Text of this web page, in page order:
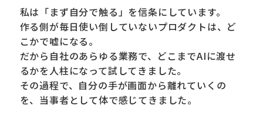
私は「まず自分で触る」を信条にしています。
作る側が毎日使い倒していないプロダクトは、ど
こかで嘘になる。
だから自社のあらゆる業務で、どこまでAIに渡せ
るかを人柱になって試してきました。
その過程で、自分の手が画面から離れていくの
を、当事者として体で感じてきました。